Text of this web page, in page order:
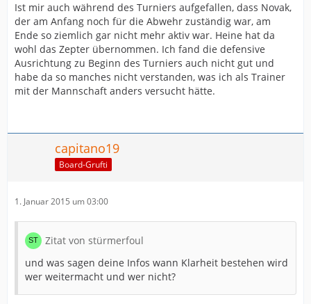
Ist mir auch während des Turniers aufgefallen, dass Novak,
der am Anfang noch für die Abwehr zuständig war, am
Ende so ziemlich gar nicht mehr aktiv war. Heine hat da
wohl das Zepter übernommen. Ich fand die defensive
Ausrichtung zu Beginn des Turniers auch nicht gut und
habe da so manches nicht verstanden, was ich als Trainer
mit der Mannschaft anders versucht hätte.
capitano19
Board-Grufti
1. Januar 2015 um 03:00
Zitat von stürmerfoul
und was sagen deine Infos wann Klarheit bestehen wird
wer weitermacht und wer nicht?